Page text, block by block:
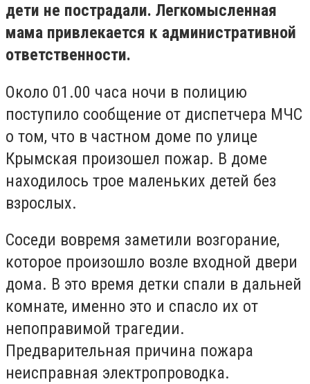
дети не пострадали. Легкомысленная
мама привлекается к административной
ответственности.
Около 01.00 часа ночи в полицию
поступило сообщение от диспетчера МЧС
о том, что в частном доме по улице
Крымская произошел пожар. В доме
находилось трое маленьких детей без
взрослых.
Соседи вовремя заметили возгорание,
которое произошло возле входной двери
дома. В это время детки спали в дальней
комнате, именно это и спасло их от
непоправимой трагедии.
Предварительная причина пожара
неисправная электропроводка.